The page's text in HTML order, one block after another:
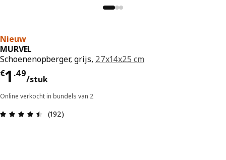
Nieuw
MURVEL
Schoenenopberger, grijs, 27x14x25 cm
€1 .49
/stuk
Prijs € 1.49/stuk
Online verkocht in bundels van 2
Review: 4.5 van 5 sterren. Totaal
(192)